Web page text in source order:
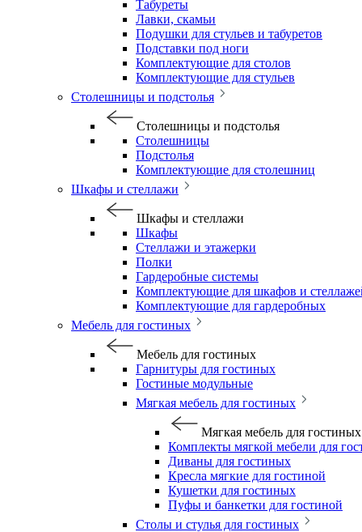
Табуреты
Лавки, скамьи
Подушки для стульев и табуретов
Подставки под ноги
Комплектующие для столов
Комплектующие для стульев
Столешницы и подстолья
Столешницы и подстолья
Столешницы
Подстолья
Комплектующие для столешниц
Шкафы и стеллажи
Шкафы и стеллажи
Шкафы
Стеллажи и этажерки
Полки
Гардеробные системы
Комплектующие для шкафов и
Комплектующие для гардеробных
Мебель для гостиных
Мебель для гостиных
Гарнитуры для гостиных
Гостиные модульные
Мягкая мебель для гостиных
Мягкая мебель для гостиных
Комплекты мягкой мебели для
Диваны для гостиных
Кресла мягкие для гостиной
Кушетки для гостиных
Пуфы и банкетки для гостиной
Столы и стулья для гостиных